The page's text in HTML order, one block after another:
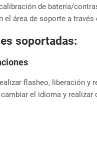
de batería/
el área de soporte a través
soportadas:
flasheo, liberación y
el idioma y